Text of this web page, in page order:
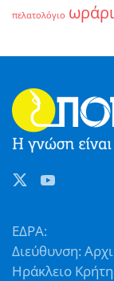
πελατολόγιο
ΕΔΡΑ:
Διεύθυνση:
Ηράκλειο